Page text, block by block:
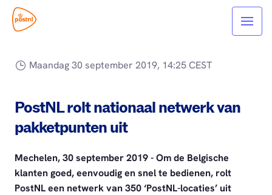
Maandag 30 september 2019, 14:25 CEST
PostNL rolt nationaal netwerk van
pakketpunten uit
Mechelen, 30 september 2019 - Om de Belgische
klanten goed, eenvoudig en snel te bedienen, rolt
PostNL een netwerk van 350 ‘PostNL-locaties’ uit